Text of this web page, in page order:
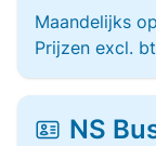
Maandelijks
Prijzen excl.
NS